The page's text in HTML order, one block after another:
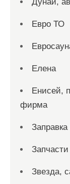
Евро ТО
Елена
Енисей,
фирма
Звезда,